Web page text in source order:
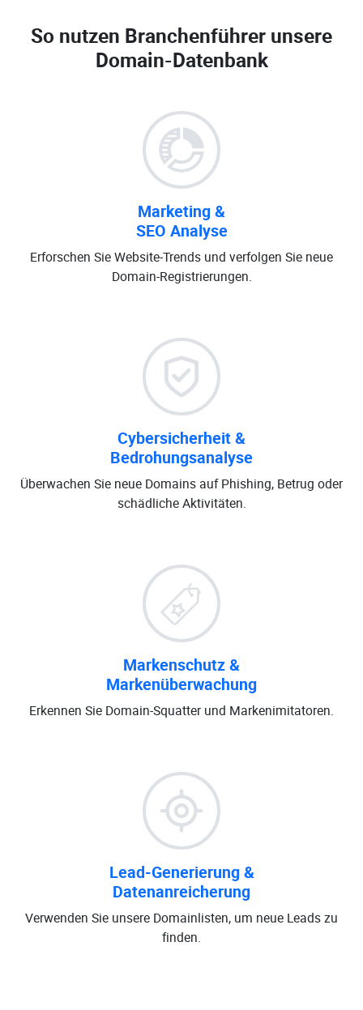
So nutzen Branchenführer unsere
Domain-Datenbank
Marketing &
SEO Analyse
Erforschen Sie Website-Trends und verfolgen Sie neue
Domain-Registrierungen.
Cybersicherheit &
Bedrohungsanalyse
Überwachen Sie neue Domains auf Phishing, Betrug oder
schädliche Aktivitäten.
Markenschutz &
Markenüberwachung
Erkennen Sie Domain-Squatter und Markenimitatoren.
Lead-Generierung &
Datenanreicherung
Verwenden Sie unsere Domainlisten, um neue Leads zu
finden.